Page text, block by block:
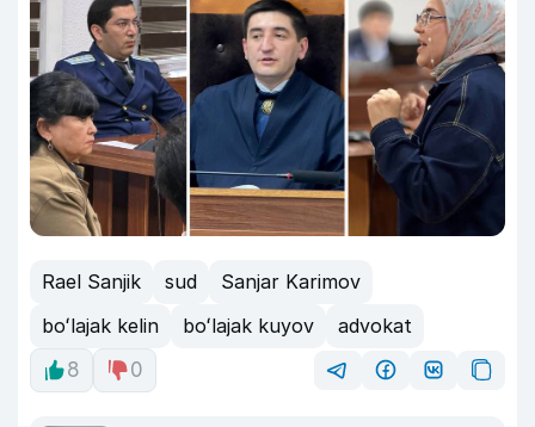
Rael Sanjik sud
Sanjar Karimov
boʻlajak kelin
boʻlajak kuyov
advokat
8
0